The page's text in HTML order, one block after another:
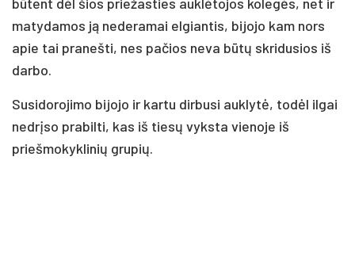
matydamos ją nederamai elgiantis, bijojo kam nors
apie tai pranešti, nes pačios neva būtų skridusios iš
darbo.
Susidorojimo bijojo ir kartu dirbusi auklytė, todėl ilgai
nedrįso prabilti, kas iš tiesų vyksta vienoje iš
priešmokyklinių grupių.